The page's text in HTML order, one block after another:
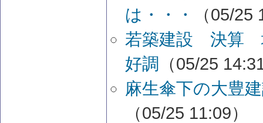
は・・・
（05/25
若築建設 決算
好調 （05/25
麻生傘下の大豊
（05/25 11:09）